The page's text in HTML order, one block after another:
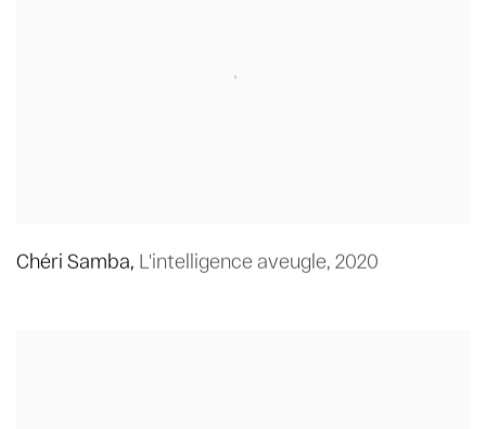
Chéri Samba, L'intelligence aveugle, 2020